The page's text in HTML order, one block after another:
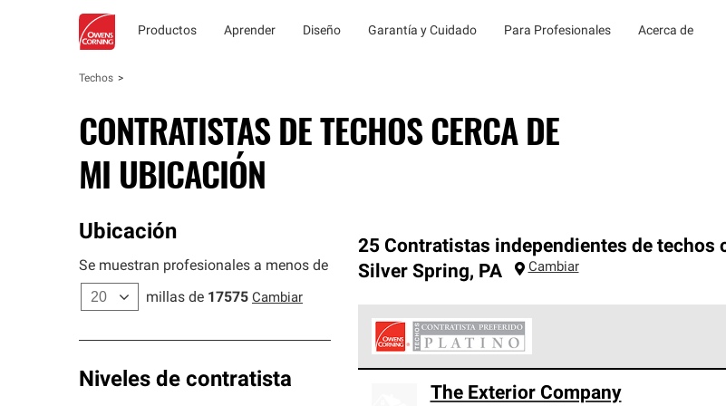
Productos Aprender Diseño Garantía y Cuidado Para Profesionales Acerca de
Techos
CONTRATISTAS DE TECHOS CERCA DE
MI UBICACIÓN
Ubicación
Se muestran profesionales a menos de
millas de 17575 Cambiar
Niveles de contratista
25 Contratistas independientes de techos
Silver Spring, PA Cambiar
cumplen con estándares estrictos de
The Exterior Company